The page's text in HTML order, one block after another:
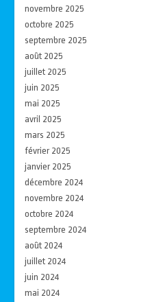
novembre 2025
octobre 2025
septembre 2025
août 2025
juillet 2025
juin 2025
mai 2025
avril 2025
mars 2025
février 2025
janvier 2025
décembre 2024
novembre 2024
octobre 2024
septembre 2024
août 2024
juillet 2024
juin 2024
mai 2024